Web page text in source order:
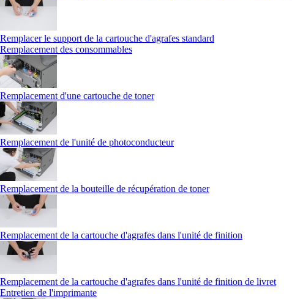
Remplacer le support de la cartouche d'agrafes standard
Remplacement des consommables
Remplacement d'une cartouche de toner
Remplacement de l'unité de photoconducteur
Remplacement de la bouteille de récupération de toner
Remplacement de la cartouche d'agrafes dans l'unité de finition
Remplacement de la cartouche d'agrafes dans l'unité de finition de livret
Entretien de l'imprimante